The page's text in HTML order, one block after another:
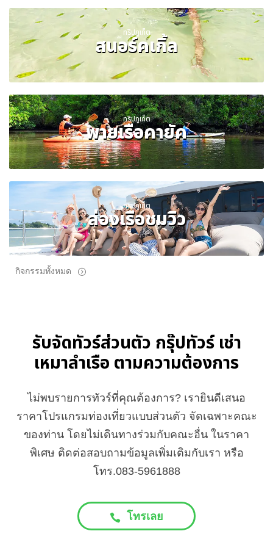
ทริปภูเก็ต
สนอร์คเกิ้ล
ทริปภูเก็ต
พายเรือคายัค
ทริปภูเก็ต
ล่องเรือชมวิว
กิจกรรมทั้งหมด
รับจัดทัวร์ส่วนตัว กรุ๊ปทัวร์ เช่า
เหมาลำเรือ ตามความต้องการ
ไม่พบรายการทัวร์ที่คุณต้องการ? เรายินดีเสนอ
ราคาโปรแกรมท่องเที่ยวแบบส่วนตัว จัดเฉพาะคณะ
ของท่าน โดยไม่เดินทางร่วมกับคณะอื่น ในราคา
พิเศษ ติดต่อสอบถามข้อมูลเพิ่มเติมกับเรา หรือ
โทร.083-5961888
โทรเลย